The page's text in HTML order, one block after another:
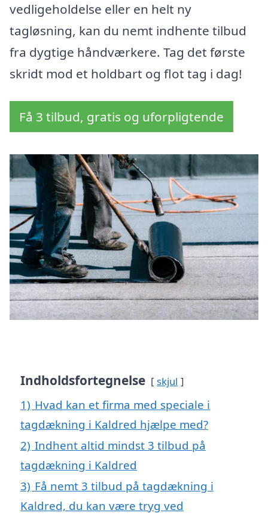
vedligeholdelse eller en helt ny
tagløsning, kan du nemt indhente tilbud
fra dygtige håndværkere. Tag det første
skridt mod et holdbart og flot tag i dag!
Få 3 tilbud, gratis og uforpligtende
Indholdsfortegnelse skjul
1) Hvad kan et firma med speciale i
tagdækning i Kaldred hjælpe med?
2) Indhent altid mindst 3 tilbud på
tagdækning i Kaldred
3) Få nemt 3 tilbud på tagdækning i
Kaldred, du kan være tryg ved